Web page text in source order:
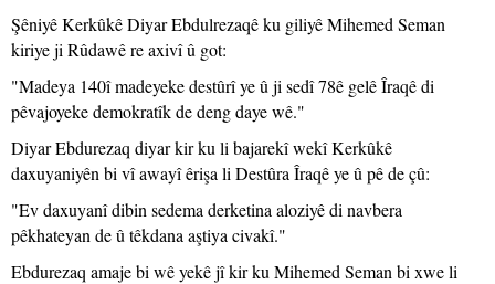
Şêniyê Kerkûkê Diyar Ebdulrezaqê ku giliyê Mihemed Seman
kiriye ji Rûdawê re axivî û got:
"Madeya 140î madeyeke destûrî ye û ji sedî 78ê gelê Îraqê di
pêvajoyeke demokratîk de deng daye wê."
Diyar Ebdurezaq diyar kir ku li bajarekî wekî Kerkûkê
daxuyaniyên bi vî awayî êrişa li Destûra Îraqê ye û pê de çû:
"Ev daxuyanî dibin sedema derketina aloziyê di navbera
pêkhateyan de û têkdana aştiya civakî."
Ebdurezaq amaje bi wê yekê jî kir ku Mihemed Seman bi xwe li